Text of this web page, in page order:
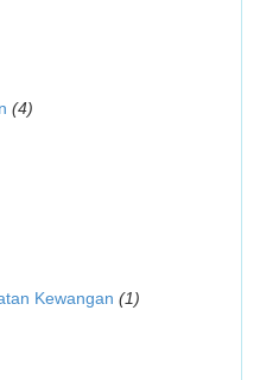
(4)
Kewangan (1)